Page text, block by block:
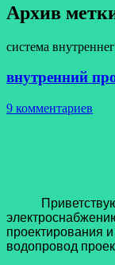
Архив
система
внутренний
9 комментариев
Приветствую
проектирования
водопровод